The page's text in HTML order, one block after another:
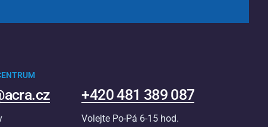
+420 481 389 087
Volejte Po-Pá 6-15 hod.